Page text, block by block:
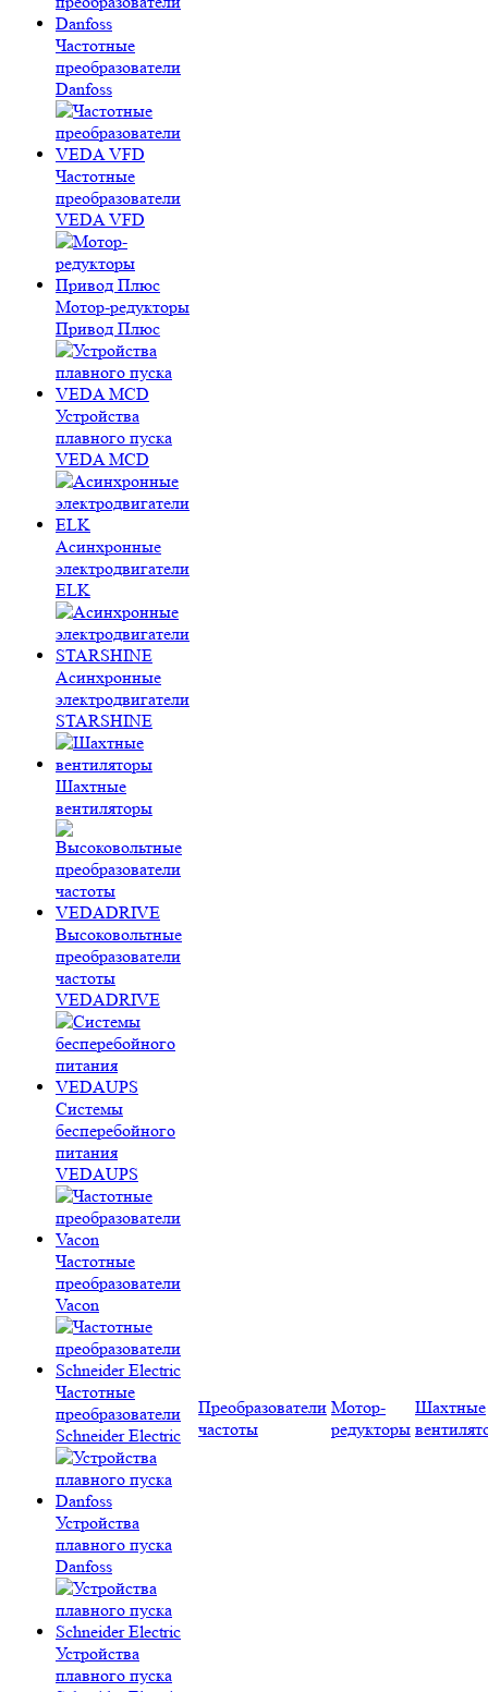
Частотные
преобразователи
Danfoss
Частотные
преобразователи
VEDA VFD
Мотор-редукторы
Привод Плюс
Устройства
плавного пуска
VEDA MCD
Асинхронные
электродвигатели
ELK
Асинхронные
электродвигатели
STARSHINE
Шахтные
вентиляторы
Высоковольтные
преобразователи
частоты
VEDADRIVE
Системы
бесперебойного
питания
VEDAUPS
Частотные
преобразователи
Vacon
Частотные
преобразователи
Schneider Electric
Устройства
плавного пуска
Danfoss
Устройства
плавного пуска
Преобразователи
частоты
Мотор-
редукторы
Шахтные